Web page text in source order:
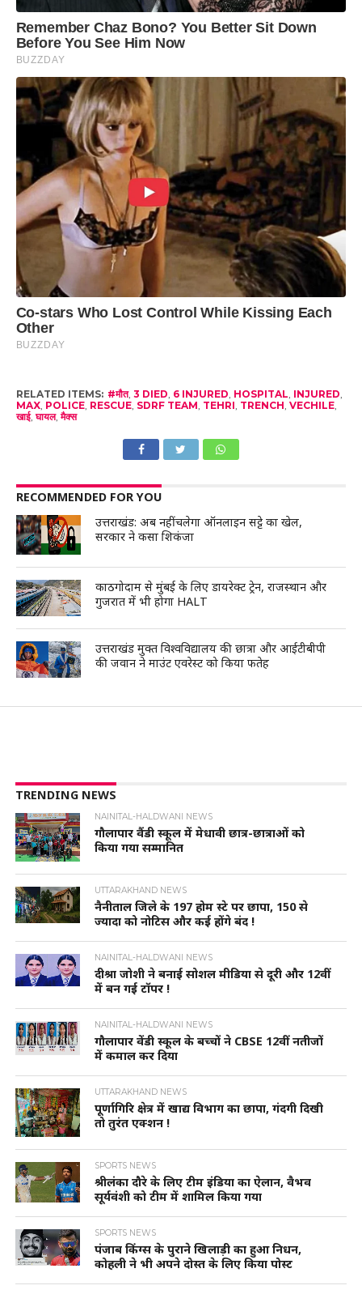
RELATED ITEMS: #मौत, 3 DIED, 6 INJURED, HOSPITAL, INJURED,
MAX, POLICE, RESCUE, SDRF TEAM, TEHRI, TRENCH, VECHILE,
खाई,घायल,मैक्स
RECOMMENDED FOR YOU
उत्तराखंड: अब नहीं चलेगा ऑनलाइन सट्टे का खेल,
सरकार ने कसा शिकंजा
काठगोदाम से मुंबई के लिए डायरेक्ट ट्रेन, राजस्थान और
गुजरात में भी होगा HALT
उत्तराखंड मुक्त विश्वविद्यालय की छात्रा और आईटीबीपी
की जवान ने माउंट एवरेस्ट को किया फतेह
TRENDING NEWS
NAINITAL-HALDWANI NEWS
गौलापार वैंडी स्कूल में मेधावी छात्र-छात्राओं को
किया गया सम्मानित
UTTARAKHAND NEWS
नैनीताल जिले के 197 होम स्टे पर छापा, 150 से
ज्यादा को नोटिस और कई होंगे बंद !
NAINITAL-HALDWANI NEWS
दीश्रा जोशी ने बनाई सोशल मीडिया से दूरी और 12वीं
में बन गई टॉपर !
NAINITAL-HALDWANI NEWS
गौलापार वेंडी स्कूल के बच्चों ने CBSE 12वीं नतीजों
में कमाल कर दिया
UTTARAKHAND NEWS
पूर्णागिरि क्षेत्र में खाद्य विभाग का छापा, गंदगी दिखी
तो तुरंत एक्शन !
SPORTS NEWS
श्रीलंका दौरे के लिए टीम इंडिया का ऐलान, वैभव
सूर्यवंशी को टीम में शामिल किया गया
SPORTS NEWS
पंजाब किंग्स के पुराने खिलाड़ी का हुआ निधन,
कोहली ने भी अपने दोस्त के लिए किया पोस्ट